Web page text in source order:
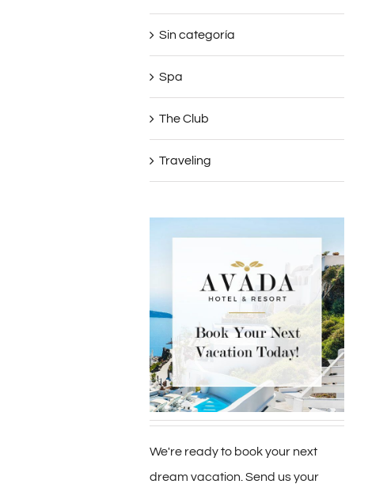
Sin categoría
Spa
The Club
Traveling
We're ready to book your next
dream vacation. Send us your